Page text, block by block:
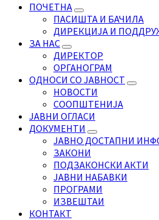
ПОЧЕТНА
ПАСИШТА И БАЧИЛА
ДИРЕКЦИЈА И
ЗА НАС
ДИРЕКТОР
ОРГАНОГРАМ
ОДНОСИ СО ЈАВНОСТ
НОВОСТИ
СООПШТЕНИЈА
ЈАВНИ ОГЛАСИ
ДОКУМЕНТИ
ЈАВНО ДОСТАПНИ
ЗАКОНИ
ПОДЗАКОНСКИ АКТИ
ЈАВНИ НАБАВКИ
ПРОГРАМИ
ИЗВЕШТАИ
КОНТАКТ